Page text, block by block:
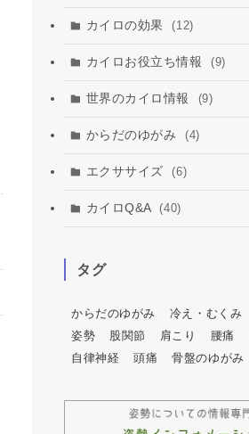
カイロの効果 (12)
(2)
(3)
カイロお役立ち情報 (9)
世界のカイロ情報 (9)
からだのゆがみ (4)
エクササイズ (6)
カイロQ&A (40)
タグ
からだのゆがみ 冷え・むくみ
姿勢
股関節 肩こり 腰痛
自律神経
頭痛 骨盤のゆがみ